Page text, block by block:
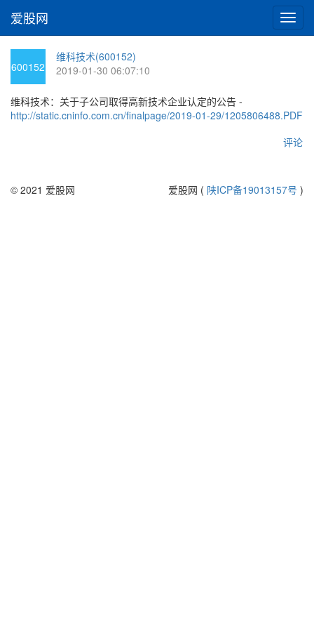
切
换
爱股网
600152
维科技术(600152)
2019-01-30 06:07:10
维科技术：关于子公司取得高新技术企业认定的公告 -
http://static.cninfo.com.cn/finalpage/2019-01-29/1205806488.PDF
评论
© 2021 爱股网 爱股网 ( 陕ICP备19013157号 )